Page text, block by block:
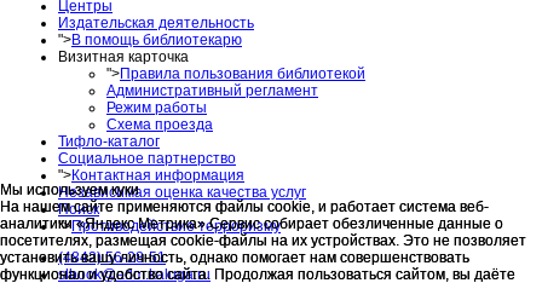
Мы используем куки
На нашем сайте применяются файлы cookie, и работает система веб-
аналитики «Яндекс Метрика».Сервис собирает обезличенные данные о
посетителях, размещая cookie-файлы на их устройствах. Это не позволяет
установить вашу личность, однако помогает нам совершенствовать
функционал и удобство сайта. Продолжая пользоваться сайтом, вы даёте
Центры
Издательская деятельность
">В помощь библиотекарю
Визитная карточка
">Правила пользования библиотекой
Административный регламент
Режим работы
Схема проезда
Тифло-каталог
Социальное партнерство
">Контактная информация
Независимая оценка качества услуг
Поиск
">Противодействие терроризму
(4842) 56-28-51
slbook@adm.kaluga.ru
Мы используем куки
На нашем сайте применяются файлы cookie, и работает система веб-
аналитики «Яндекс Метрика».Сервис собирает обезличенные данные о
посетителях, размещая cookie-файлы на их устройствах. Это не позволяет
установить вашу личность, однако помогает нам совершенствовать
функционал и удобство сайта. Продолжая пользоваться сайтом, вы даёте